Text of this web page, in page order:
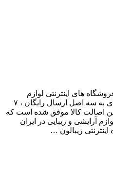
های اینترنتی لوازم
آرایشی بهداشتی و زیبایی با پایبندی به سه اصل ارسال رایگان ، ۷
کالا موفق شده است که
و زیبایی در ایران
زیبالون …